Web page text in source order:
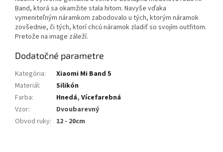
Band, ktorá sa okamžite stala hitom. Navyše vďaka
vymeniteľným náramkom zabodovalo u tých, ktorým náramok
zovšednie, či tých, ktorí chcú náramok zladiť so svojím outfitom.
Pretože na image záleží.
Dodatočné parametre
Kategória:
Xiaomi Mi Band 5
Materiál:
Silikón
Farba: Hnedá, Vícefarebná
Vzor:
Dvoubarevný
Obvod ruky: 12 - 20cm